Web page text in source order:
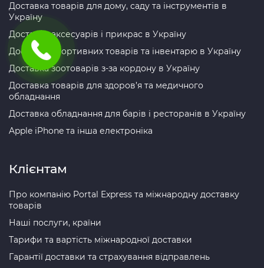
Доставка товарів для дому, саду та інструментів в
Україну
Доставка аксесуарів і прикрас в Україну
Доставка спортивних товарів та інвентарю в Україну
Доставка зоотоварів з-за кордону в Україну
Доставка товарів для здоров’я та медичного
обладнання
Доставка обладнання для барів і ресторанів в Україну
Apple iPhone та інша електроніка
Клієнтам
Про компанію Portal Express та міжнародну доставку
товарів
Наші послуги, країни
Тарифи та вартість міжнародної доставки
Гарантії доставки та страхування відправлень